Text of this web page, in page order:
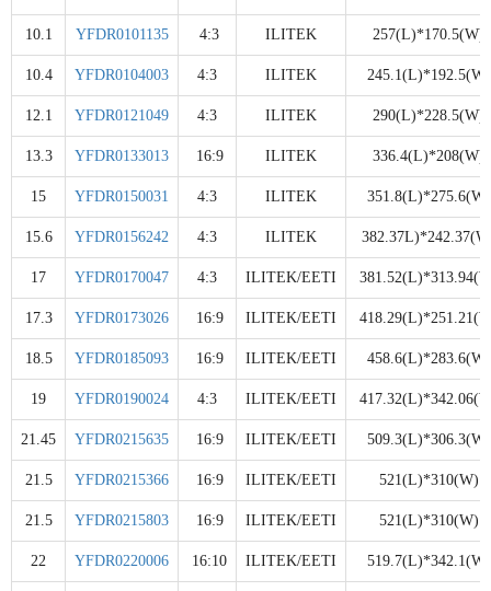
10.1 YFDR0101135 4:3 ILITEK 257(L)*170.5(W)
10.4 YFDR0104003 4:3 ILITEK 245.1(L)*192.5(W)
12.1 YFDR0121049 4:3 ILITEK 290(L)*228.5(W)
13.3 YFDR0133013 16:9 ILITEK 336.4(L)*208(W)
15 YFDR0150031 4:3 ILITEK 351.8(L)*275.6(W)
15.6 YFDR0156242 4:3 ILITEK
17 YFDR0170047 4:3 ILITEK/EETI
17.3 YFDR0173026 16:9 ILITEK/EETI
18.5 YFDR0185093 16:9 ILITEK/EETI 458.6(L)*283.6(W)
19 YFDR0190024 4:3 ILITEK/EETI
21.45 YFDR0215635 16:9 ILITEK/EETI 509.3(L)*306.3(W)
21.5 YFDR0215366 16:9 ILITEK/EETI 521(L)*310(W)
21.5 YFDR0215803 16:9 ILITEK/EETI 521(L)*310(W)
22 YFDR0220006 16:10 ILITEK/EETI 519.7(L)*342.1(W)